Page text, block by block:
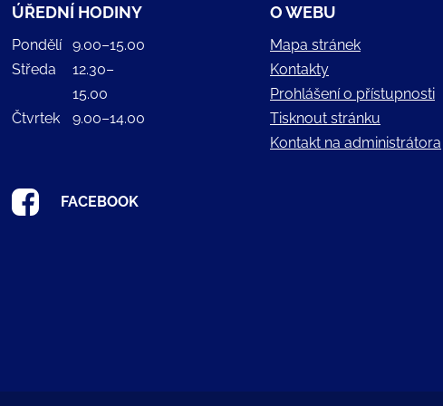
ÚŘEDNÍ HODINY
Pondělí
9.00–15.00
Středa
12.30–
15.00
Čtvrtek
9.00–14.00
FACEBOOK
O WEBU
Mapa stránek
Kontakty
Prohlášení o přístupnosti
Tisknout stránku
Kontakt na administrátora